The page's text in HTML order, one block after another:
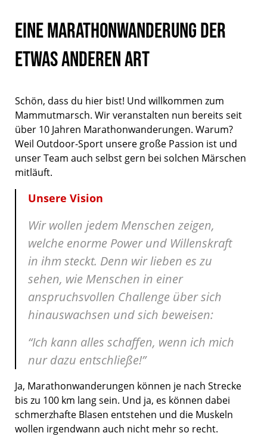
Eine Marathonwanderung der
etwas anderen Art
Schön, dass du hier bist! Und willkommen zum
Mammutmarsch. Wir veranstalten nun bereits seit
über 10 Jahren Marathonwanderungen. Warum?
Weil Outdoor-Sport unsere große Passion ist und
unser Team auch selbst gern bei solchen Märschen
mitläuft.
Unsere Vision
Wir wollen jedem Menschen zeigen,
welche enorme Power und Willenskraft
in ihm steckt. Denn wir lieben es zu
sehen, wie Menschen in einer
anspruchsvollen Challenge über sich
hinauswachsen und sich beweisen:
“Ich kann alles schaffen, wenn ich mich
nur dazu entschließe!”
Ja, Marathonwanderungen können je nach Strecke
bis zu 100 km lang sein. Und ja, es können dabei
schmerzhafte Blasen entstehen und die Muskeln
wollen irgendwann auch nicht mehr so recht.